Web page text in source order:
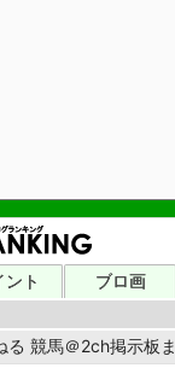
ント ブロ画
競馬＠2ch掲示板まとめ